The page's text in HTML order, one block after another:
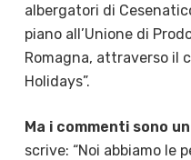
albergatori di
piano all’Unione di
Romagna, attraverso il
Holidays”.
Ma i commenti sono
scrive: “Noi abbiamo le